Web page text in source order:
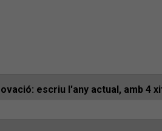
escriu l'any actual, amb 4